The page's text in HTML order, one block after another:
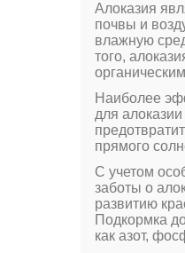
Алоказия
почвы и
влажную
того,
Наиболее
для
прямого
С учетом
заботы о
развитию
Подкормка
как азот,